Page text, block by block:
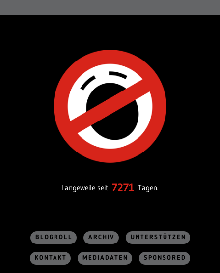
Langeweile seit 7271 Tagen.
BLOGROLL ARCHIV UNTERSTÜTZEN
KONTAKT MEDIADATEN SPONSORED